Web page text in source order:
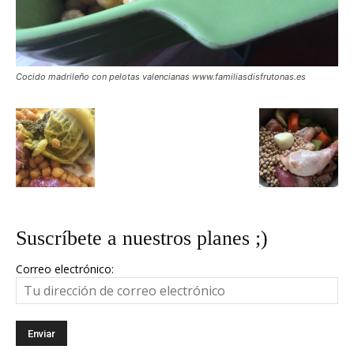
Cocido madrileño con pelotas valencianas www.familiasdisfrutonas.es
Suscríbete a nuestros planes ;)
Correo electrónico: